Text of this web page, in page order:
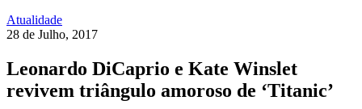
Atualidade
28 de Julho, 2017
Leonardo DiCaprio e Kate Winslet
revivem triângulo amoroso de ‘Titanic’